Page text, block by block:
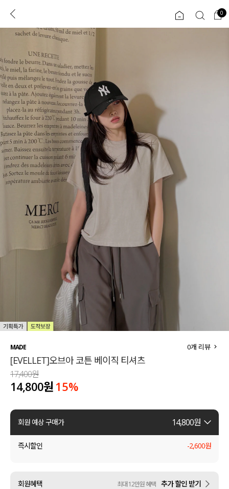
로그인 0
콘텐츠 리뷰 & 혜택 플러스핏
CATEGORY COMMUNITY
도착보장⚡
인플루언서 pick!
신상 5%
베스트
세트할인 ~30%
티셔츠
팬츠
셔츠
원피스
액티브
ALL
익스클루시브
블라우스
팬츠
스커트
언더웨어
0
MADE
[EVELLET]오브아 코튼 베이직 티셔츠
0개 리뷰
17,400원
14,800원 15%
회원 예상 구매가 14,800원
즉시할인 -2,600원
회원혜택 최대 12만원 혜택 추가 할인 받기